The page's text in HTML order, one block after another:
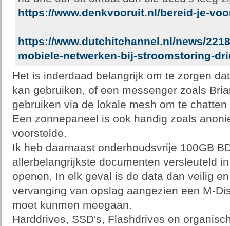
https://www.denkvooruit.nl/bereid-je-
https://www.dutchitchannel.nl/news/
mobiele-netwerken-bij-stroomstoring-
Het is inderdaad belangrijk om te zorgen
kan gebruiken, of een messenger zoals
gebruiken via de lokale mesh om te
Een zonnepaneel is ook handig zoals
voorstelde.
Ik heb daarnaast onderhoudsvrije 100GB
allerbelangrijkste documenten versleuteld
openen. In elk geval is de data dan veilig
vervanging van opslag aangezien een M-
moet kunmen meegaan.
Harddrives, SSD's, Flashdrives en